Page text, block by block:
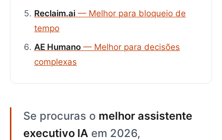
Reclaim.ai — Melhor para bloqueio de
tempo
AE Humano — Melhor para decisões
complexas
Se procuras o melhor assistente
executivo IA em 2026,